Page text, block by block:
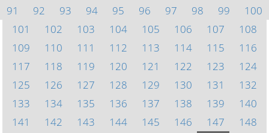
91
92 93 94 95 96 97 98 99
100
101
102 103 104 105 106 107
108
109
110 111 112 113 114 115
116
117
118 119 120 121 122 123
124
125
126 127 128 129 130 131
132
133
134 135 136 137 138 139
140
141
142 143 144 145 146 147
148